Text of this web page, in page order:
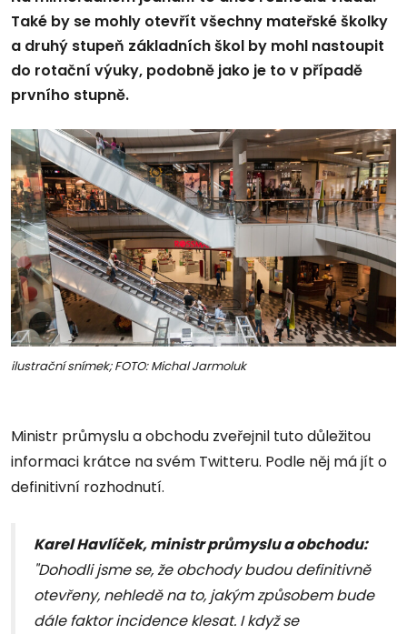
Také by se mohly otevřít všechny mateřské školky
a druhý stupeň základních škol by mohl nastoupit
do rotační výuky, podobně jako je to v případě
prvního stupně.
ilustrační snímek; FOTO: Michal Jarmoluk
Ministr průmyslu a obchodu zveřejnil tuto důležitou
informaci krátce na svém Twitteru. Podle něj má jít o
definitivní rozhodnutí.
Karel Havlíček, ministr průmyslu a obchodu:
"Dohodli jsme se, že obchody budou definitivně
otevřeny, nehledě na to, jakým způsobem bude
dále faktor incidence klesat. I když se